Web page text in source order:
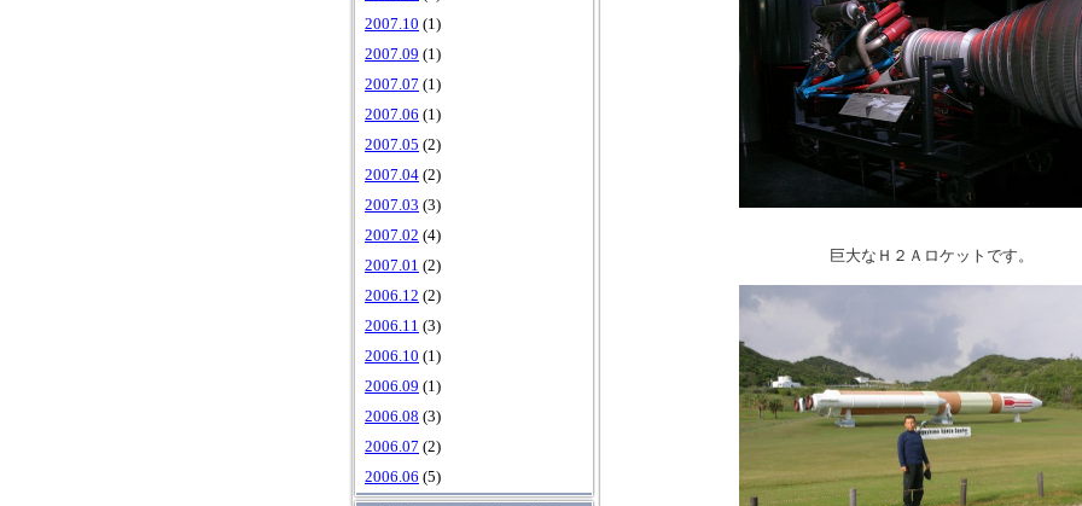
2007.10 (1)
2007.09 (1)
2007.07 (1)
2007.06 (1)
2007.05 (2)
2007.04 (2)
2007.03 (3)
2007.02 (4)
2007.01 (2)
2006.12 (2)
2006.11 (3)
2006.10 (1)
2006.09 (1)
2006.08 (3)
2006.07 (2)
2006.06 (5)
巨大なＨ２Ａロケットです。